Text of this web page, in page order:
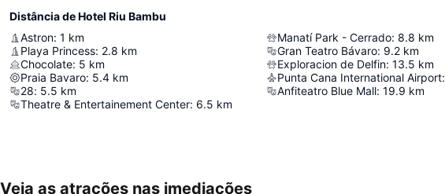
Distância de Hotel Riu Bambu
Astron: 1 km
Playa Princess: 2.8 km
Chocolate: 5 km
Praia Bavaro: 5.4 km
28: 5.5 km
Theatre & Entertainement Center: 6.5 km
Manatí Park - Cerrado: 8.8 km
Gran Teatro Bávaro: 9.2 km
Exploracion de Delfin: 13.5 km
Punta Cana International Airport:
Anfiteatro Blue Mall: 19.9 km
Veja as atrações nas imediações